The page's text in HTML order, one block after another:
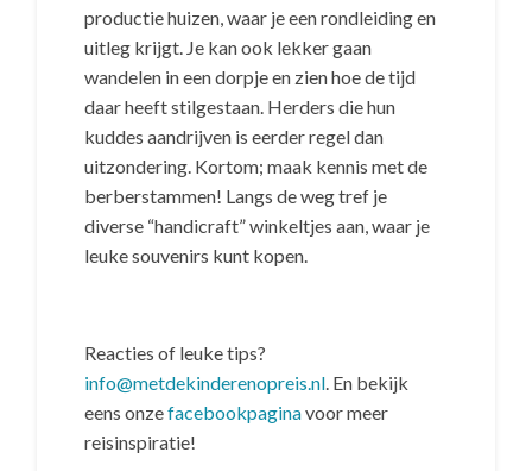
productie huizen, waar je een rondleiding en
uitleg krijgt. Je kan ook lekker gaan
wandelen in een dorpje en zien hoe de tijd
daar heeft stilgestaan. Herders die hun
kuddes aandrijven is eerder regel dan
uitzondering. Kortom; maak kennis met de
berberstammen! Langs de weg tref je
diverse “handicraft” winkeltjes aan, waar je
leuke souvenirs kunt kopen.
Reacties of leuke tips?
info@metdekinderenopreis.nl . En bekijk
eens onzefacebookpaginavoor meer
reisinspiratie!